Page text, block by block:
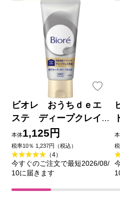
ビオレ おうちｄｅエ
ステ ディープクレイ
洗顔 １８０ｇ 花王
本体1,125円
税率10％ 1,237円（税込）
（4）
今すぐのご注文で最短2026/08/
10に届きます